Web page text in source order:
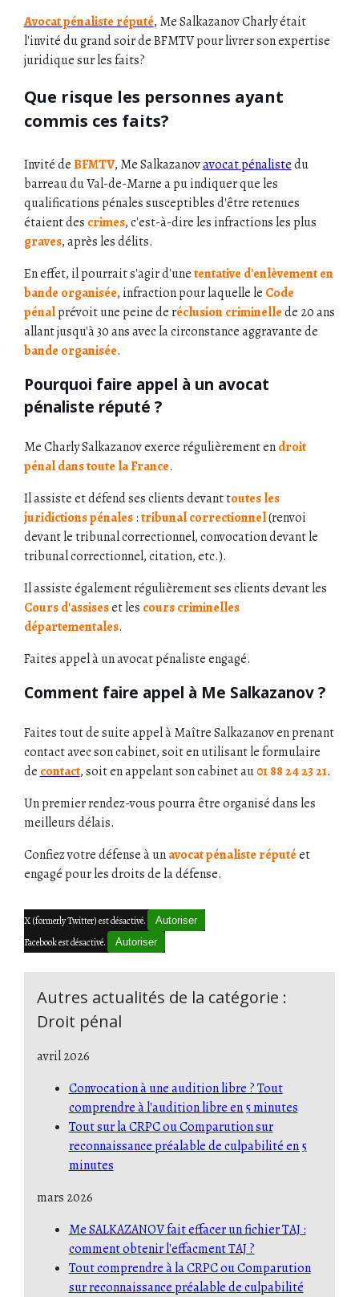
Avocat pénaliste réputé, Me Salkazanov Charly était
l'invité du grand soir de BFMTV pour livrer son expertise
juridique sur les faits?
Que risque les personnes ayant
commis ces faits?
Invité deBFMTV, Me Salkazanovavocat pénalistedu
barreau du Val-de-Marne a pu indiquer que les
qualifications pénales susceptibles d'être retenues
étaient des crimes, c'est-à-dire les infractions les plus
graves, après les délits.
En effet, il pourrait s'agir d'unetentative d'enlèvement en
bande organisée, infraction pour laquelle le Code
pénalprévoit une peine de réclusion criminellede 20 ans
allant jusqu'à 30 ans avec la circonstance aggravante de
bande organisée.
Pourquoi faire appel à un avocat
pénaliste réputé ?
Me Charly Salkazanov exerce régulièrement endroit
pénal dans toute la France.
Il assiste et défend ses clients devant toutes les
juridictions pénales:tribunal correctionnel(renvoi
devant le tribunal correctionnel, convocation devant le
tribunal correctionnel, citation, etc.).
Il assiste également régulièrement ses clients devant les
Cours d'assiseset les cours criminelles
départementales.
Faites appel à un avocat pénaliste engagé.
Comment faire appel à Me Salkazanov ?
Faites tout de suite appel à Maître Salkazanov en prenant
contact avec son cabinet, soit en utilisant le formulaire
de contact, soit en appelant son cabinet au01 88 24 23 21.
Un premier rendez-vous pourra être organisé dans les
meilleurs délais.
Confiez votre défense à unavocat pénaliste réputéet
engagé pour les droits de la défense.
X (formerly Twitter) est désactivé. Autoriser
Facebook est désactivé. Autoriser
Autres actualités de la catégorie :
Droit pénal
avril 2026
Convocation à une audition libre ? Tout
comprendre à l'audition libre en 5 minutes
Tout sur la CRPC ou Comparution sur
reconnaissance préalable de culpabilité en 5
minutes
mars 2026
Me SALKAZANOV fait effacer un fichier TAJ :
comment obtenir l'effacment TAJ ?
Tout comprendre à la CRPC ou Comparution
sur reconnaissance préalable de culpabilité